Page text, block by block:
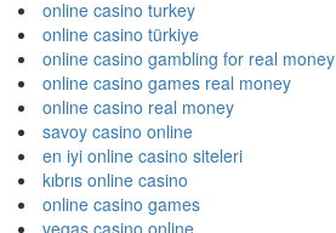
online casino turkey
online casino türkiye
online casino gambling for real money
online casino games real money
online casino real money
savoy casino online
en iyi online casino siteleri
kıbrıs online casino
online casino games